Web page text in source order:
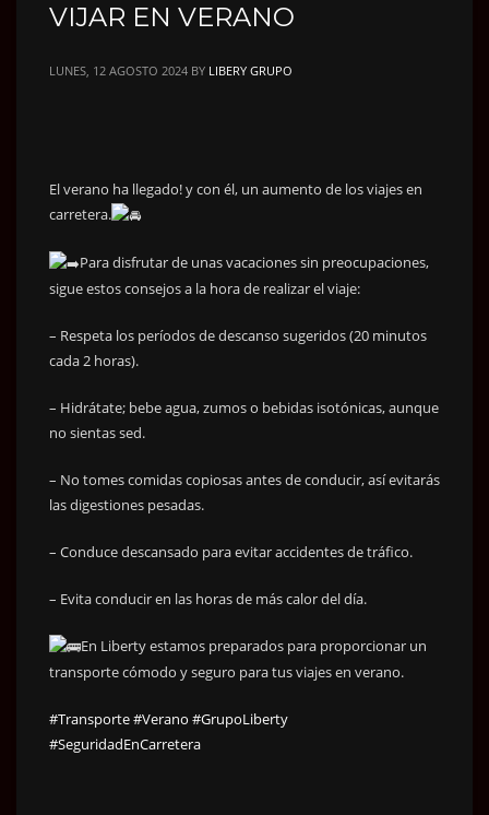
VIJAR EN VERANO
LUNES, 12 AGOSTO 2024 BY LIBERY GRUPO
El verano ha llegado! y con él, un aumento de los viajes en
carretera.
Para disfrutar de unas vacaciones sin preocupaciones,
sigue estos consejos a la hora de realizar el viaje:
– Respeta los períodos de descanso sugeridos (20 minutos
cada 2 horas).
– Hidrátate; bebe agua, zumos o bebidas isotónicas, aunque
no sientas sed.
– No tomes comidas copiosas antes de conducir, así evitarás
las digestiones pesadas.
– Conduce descansado para evitar accidentes de tráfico.
– Evita conducir en las horas de más calor del día.
En Liberty estamos preparados para proporcionar un
transporte cómodo y seguro para tus viajes en verano.
#Transporte#Verano #GrupoLiberty
#SeguridadEnCarretera